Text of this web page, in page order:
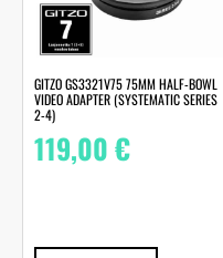
GITZO GS3321V75 75MM HALF-BOWL
VIDEO ADAPTER (SYSTEMATIC SERIES
2-4)
119,00€